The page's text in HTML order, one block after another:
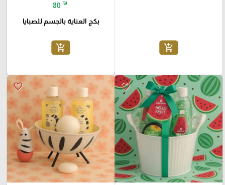
add_shopping_cart
80 ₪
بكج العناية بالجسم للصبايا
add_shopping_cart
favorite_border
favorite_border